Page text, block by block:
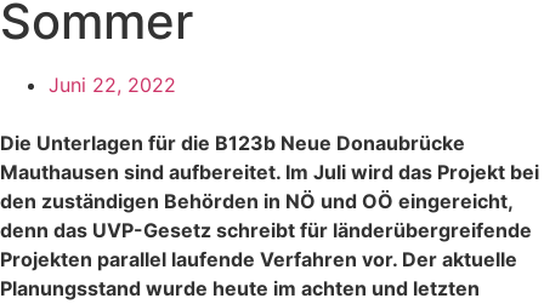
Sommer
Juni 22, 2022
Die Unterlagen für die B123b Neue Donaubrücke
Mauthausen sind aufbereitet. Im Juli wird das Projekt bei
den zuständigen Behörden in NÖ und OÖ eingereicht,
denn das UVP-Gesetz schreibt für länderübergreifende
Projekten parallel laufende Verfahren vor. Der aktuelle
Planungsstand wurde heute im achten und letzten